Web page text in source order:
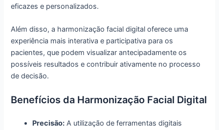
eficazes e personalizados.
Além disso, a harmonização facial digital oferece uma
experiência mais interativa e participativa para os
pacientes, que podem visualizar antecipadamente os
possíveis resultados e contribuir ativamente no processo
de decisão.
Benefícios da Harmonização Facial Digital
Precisão: A utilização de ferramentas digitais